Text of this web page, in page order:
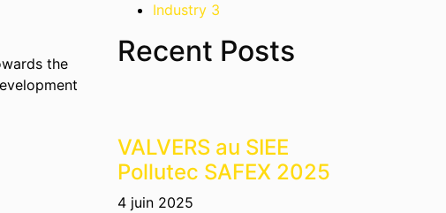
the
Industry 3
Recent Posts
VALVERS au SIEE
Pollutec SAFEX 2025
4 juin 2025